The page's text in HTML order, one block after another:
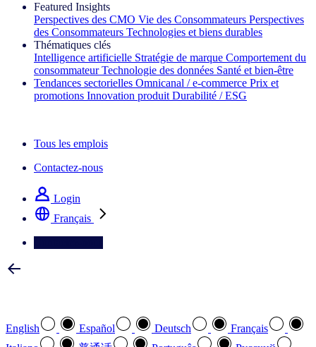
Featured Insights
Perspectives des CMO Vie des Consommateurs Perspectives
des Consommateurs Technologies et biens durables
Thématiques clés
Intelligence artificielle Stratégie de marque Comportement du
consommateur Technologie des données Santé et bien‑être
Tendances sectorielles Omnicanal / e‑commerce Prix et
promotions Innovation produit Durabilité / ESG
Tous les emplois
Contactez-nous
Login
Français
English Español Deutsch
Français